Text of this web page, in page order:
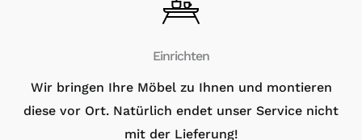
Einrichten
Wir bringen Ihre Möbel zu Ihnen und montieren
diese vor Ort. Natürlich endet unser Service nicht
mit der Lieferung!